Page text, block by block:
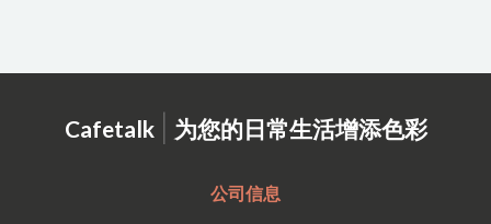
Cafetalk | 为您的日常生活增添色彩
公司信息